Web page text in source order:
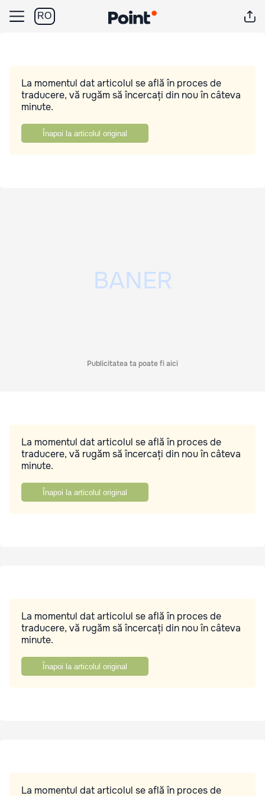
RO
La momentul dat articolul se află în proces de
traducere, vă rugăm să încercați din nou în câteva
minute.
Înapoi la articolul original
Publicitatea ta poate fi aici
La momentul dat articolul se află în proces de
traducere, vă rugăm să încercați din nou în câteva
minute.
Înapoi la articolul original
La momentul dat articolul se află în proces de
traducere, vă rugăm să încercați din nou în câteva
minute.
Înapoi la articolul original
La momentul dat articolul se află în proces de